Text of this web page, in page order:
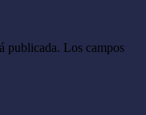
publicada. Los campos